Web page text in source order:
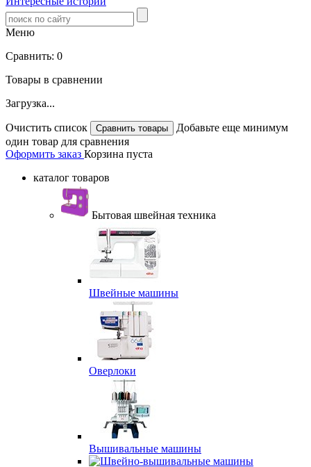
Меню
Сравнить: 0
Товары в сравнении
Загрузка...
Очистить список
Добавьте еще минимум
один товар для сравнения
Оформить заказ Корзина пуста
каталог товаров
Бытовая швейная техника
Швейные машины
Оверлоки
Вышивальные машины